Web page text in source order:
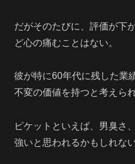
だがそのたびに、評価が下
ど心の痛むことはない。
彼が特に60年代に残した業
不変の価値を持つと考えら
ピケットといえば、男臭さ
強いと思われるかもしれない